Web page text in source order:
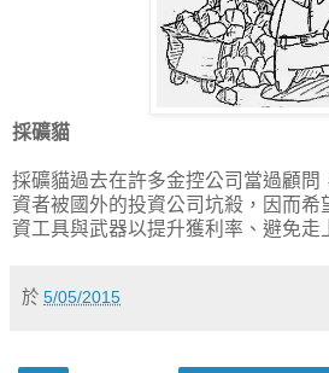
採礦貓
採礦貓過去在許多金控公司當過顧問
資者被國外的投資公司坑殺，因而希
資工具與武器以提升獲利率、避免走
於 5/05/2015